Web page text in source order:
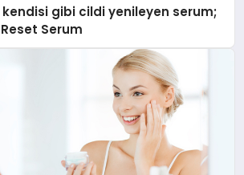
gibi cildi yenileyen serum;
Serum